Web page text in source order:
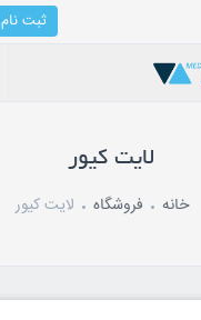
ثبت نام
لایت کیور
خانه فروشگاه لایت کیور